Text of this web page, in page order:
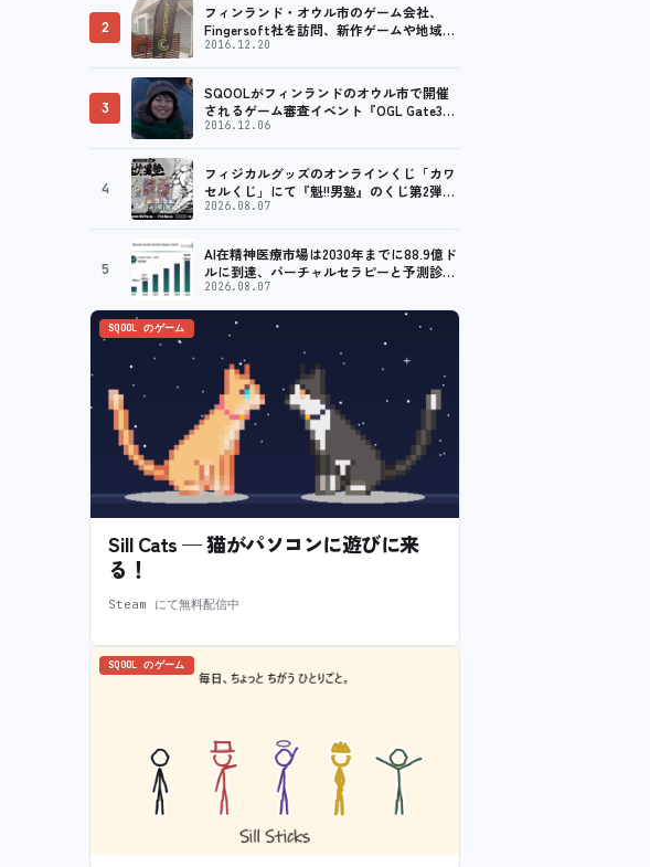
2
フィンランド・オウル市のゲーム会社、
Fingersoft社を訪問、新作ゲームや地域貢
献について聞いてきました
2016.12.20
3
SQOOLがフィンランドのオウル市で開催
されるゲーム審査イベント『OGL Gate3』
のメディアパートナーに！
2016.12.06
4
フィジカルグッズのオンラインくじ「カワ
セルくじ」にて『魁!!男塾』のくじ第2弾が
販売開始！
2026.08.07
5
AI在精神医療市場は2030年までに88.9億ド
ルに到達、バーチャルセラピーと予測診断
の普及が加速
2026.08.07
SQOOL のゲーム
Sill Cats — 猫がパソコンに遊びに来
る！
Steam にて無料配信中
SQOOL のゲーム